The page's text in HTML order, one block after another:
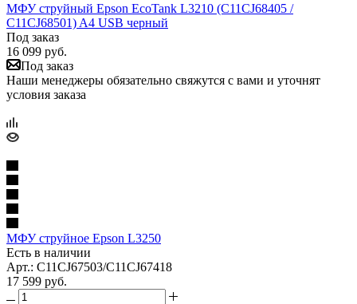
МФУ струйный Epson EcoTank L3210 (C11CJ68405 /
C11CJ68501) A4 USB черный
Под заказ
16 099 руб.
Под заказ
Наши менеджеры обязательно свяжутся с вами и уточнят
условия заказа
МФУ струйное Epson L3250
Есть в наличии
Арт.: C11CJ67503/C11CJ67418
17 599 руб.